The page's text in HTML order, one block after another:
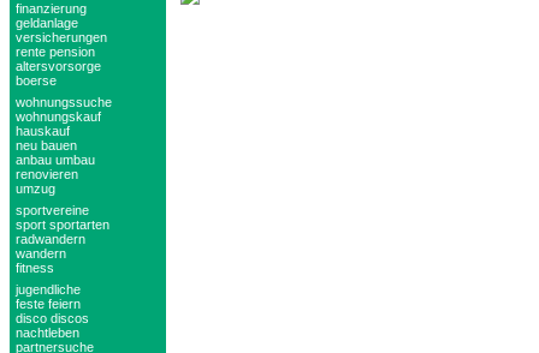
finanzierung
geldanlage
versicherungen
rente pension
altersvorsorge
boerse
wohnungssuche
wohnungskauf
hauskauf
neu bauen
anbau umbau
renovieren
umzug
sportvereine
sport sportarten
radwandern
wandern
fitness
jugendliche
feste feiern
disco discos
nachtleben
partnersuche